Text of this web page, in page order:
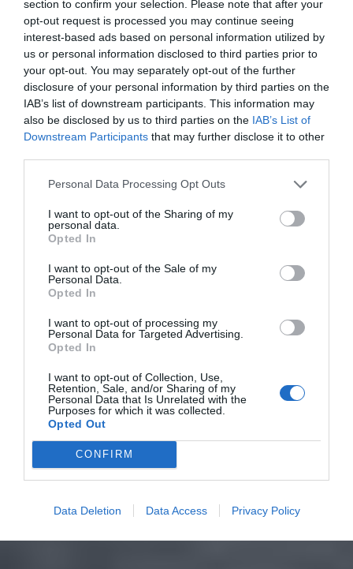
section to confirm your selection. Please note that after your
opt-out request is processed you may continue seeing
interest-based ads based on personal information utilized by
us or personal information disclosed to third parties prior to
your opt-out. You may separately opt-out of the further
disclosure of your personal information by third parties on the
IAB’s list of downstream participants. This information may
also be disclosed by us to third parties on the IAB’s List of
Downstream Participants that may further disclose it to other
Personal Data Processing Opt Outs
I want to opt-out of the Sharing of my
personal data.
Opted In
I want to opt-out of the Sale of my
Personal Data.
Opted In
I want to opt-out of processing my
Personal Data for Targeted Advertising.
Opted In
I want to opt-out of Collection, Use,
Retention, Sale, and/or Sharing of my
Personal Data that Is Unrelated with the
Purposes for which it was collected.
Opted Out
CONFIRM
Data Deletion Data Access Privacy Policy